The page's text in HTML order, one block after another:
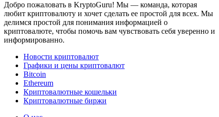
Добро пожаловать в KryptoGuru! Мы — команда, которая
любит криптовалюту и хочет сделать ее простой для всех. Мы
делимся простой для понимания информацией о
криптовалюте, чтобы помочь вам чувствовать себя уверенно и
информированно.
Новости криптовалют
Графики и цены криптовалют
Bitcoin
Ethereum
Криптовалютные кошельки
Криптовалютные биржи